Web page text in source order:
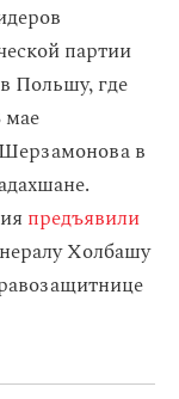
партии
Польшу, где
мае
в
предъявили
Холбашу